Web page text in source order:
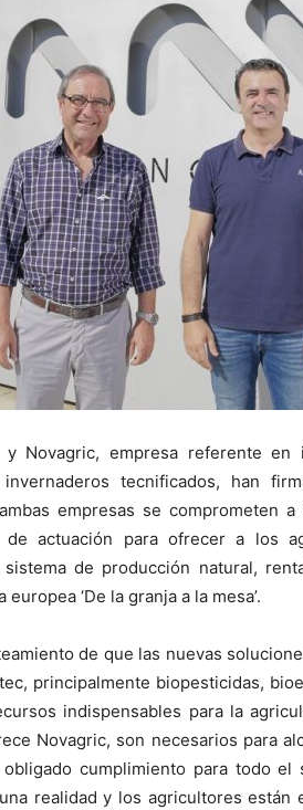
Novagric, empresa referente en
tecnificados, han
empresas se comprometen
actuación para ofrecer a los
de producción natural,
‘De la granja a la mesa’.
de que las nuevas
principalmente biopesticidas,
indispensables para la
Novagric, son necesarios para
cumplimiento para todo el
realidad y los agricultores están